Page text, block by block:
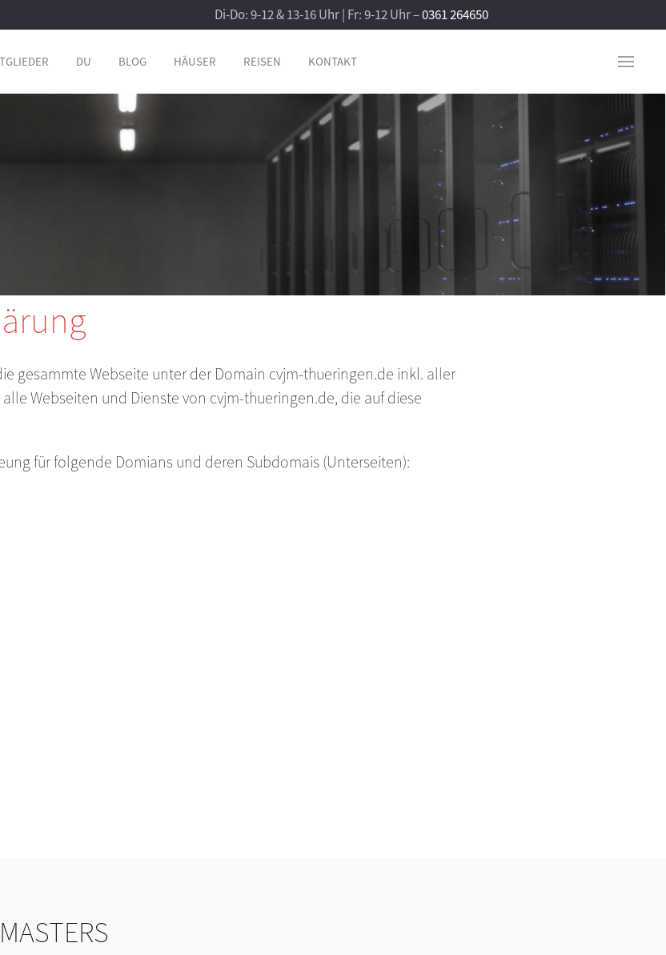
Di-Do: 9-12 & 13-16 Uhr | Fr: 9-12 Uhr –0361 264650
DU BLOG HÄUSER REISEN KONTAKT
gesammte Webseite unter der Domain cvjm-thueringen.de inkl. aller
Webseiten und Dienste von cvjm-thueringen.de, die auf diese
für folgende Domians und deren Subdomais (Unterseiten):